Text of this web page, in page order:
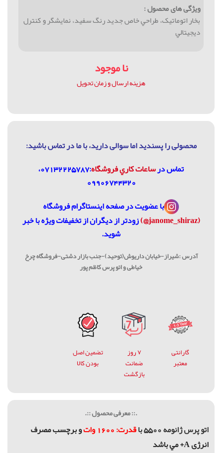
ویژگی های محصول :
بخار اتوماتیک، طراحي خاص جديد رنگ سفيد، نمايشگر و كنترل
ديجيتالي
نا موجود
هزینه ارسال و زمان تحویل
محصولی را پسندید اما سوالی دارید، با ما در تماس باشيد:
تماس درساعات كاري فروشگاه
:07132225787،
09906744320
با عضویت درصفحه اینستاگرام فروشگاه
(janome_shiraz@)
زودتر از دیگران از تخفیفات ویژه با خبر
شوید.
آدرس :شیراز-خیابان داریوش(توحید)-جنب بازار دشتی-فروشگاه چرخ
خیاطی و اتو پرس کاظم پور
گارانتی
معتبر
۷ روز
ضمانت
بازگشت
تضمین اصل
بودن کالا
.:: معرفی محصول ::.
اتو پرس ژانومه 5500 با قدرت: 1600 وات
و برچسب مصرف
انرژی A+ مي باشد